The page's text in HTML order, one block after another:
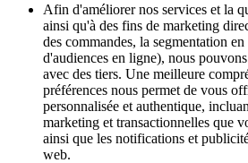
Afin d'améliorer nos services et la
ainsi qu'à des fins de marketing
des commandes, la segmentation
d'audiences en ligne), nous
avec des tiers. Une meilleure
préférences nous permet de vous
personnalisée et authentique,
marketing et transactionnelles que
ainsi que les notifications et
web.